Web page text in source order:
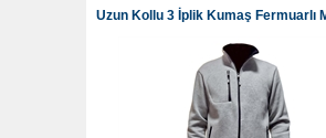
Uzun Kollu 3 İplik Kumaş Fermuarlı